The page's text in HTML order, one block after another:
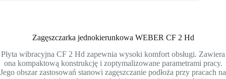
Zagęszczarka jednokierunkowa WEBER CF 2 Hd
Płyta wibracyjna CF 2 Hd zapewnia wysoki komfort obsługi. Zawiera
ona kompaktową konstrukcję i zoptymalizowane parametrami pracy.
Jego obszar zastosowań stanowi zagęszczanie podłoża przy pracach na